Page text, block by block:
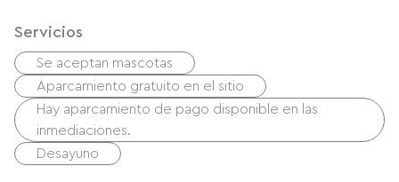
Servicios
Se aceptan mascotas
Aparcamiento gratuito en el sitio
Hay aparcamiento de pago disponible en las
inmediaciones.
Desayuno